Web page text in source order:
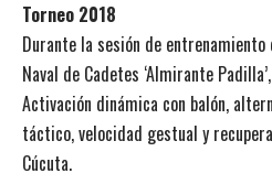
Torneo 2018
Durante la sesión de entrenamiento
Naval de Cadetes ‘Almirante
Activación dinámica con balón,
táctico, velocidad gestual y
Cúcuta.